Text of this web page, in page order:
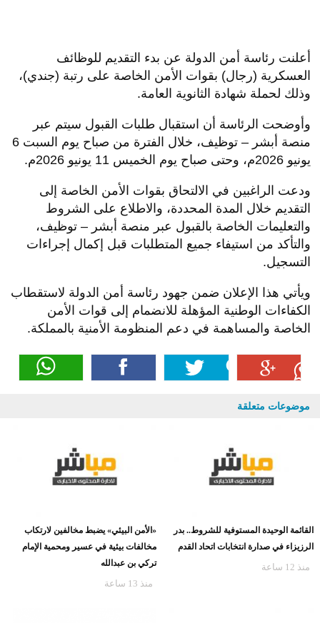
أعلنت رئاسة أمن الدولة عن بدء التقديم للوظائف
العسكرية (رجال) بقوات الأمن الخاصة على رتبة (جندي)،
وذلك لحملة شهادة الثانوية العامة.
وأوضحت الرئاسة أن استقبال طلبات القبول سيتم عبر
منصة أبشر – توظيف، خلال الفترة من صباح يوم السبت 6
يونيو 2026م، وحتى صباح يوم الخميس 11 يونيو 2026م.
ودعت الراغبين في الالتحاق بقوات الأمن الخاصة إلى
التقديم خلال المدة المحددة، والاطلاع على الشروط
والتعليمات الخاصة بالقبول عبر منصة أبشر – توظيف،
والتأكد من استيفاء جميع المتطلبات قبل إكمال إجراءات
التسجيل.
ويأتي هذا الإعلان ضمن جهود رئاسة أمن الدولة لاستقطاب
الكفاءات الوطنية المؤهلة للانضمام إلى قوات الأمن
الخاصة والمساهمة في دعم المنظومة الأمنية بالمملكة.
موضوعات متعلقة
القائمة الوحيدة المستوفية للشروط.. بدر
الرزيزاء في صدارة انتخابات اتحاد القدم
منذ 12 ساعة
«الأمن البيئي» يضبط مخالفين لارتكاب
مخالفات بيئية في عسير ومحمية الإمام
تركي بن عبدالله
منذ 13 ساعة